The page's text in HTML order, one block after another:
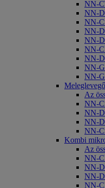
NN-
NN-
NN-
NN-
NN-
NN-
NN-
NN-
NN-
Az
NN-
NN-
NN-
NN-
Kombi
Az
NN-
NN-
NN-
NN-